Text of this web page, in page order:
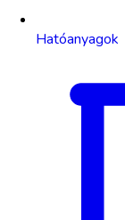
Hatóanyagok